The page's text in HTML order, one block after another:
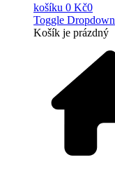
košíku 0 Kč0
Toggle Dropdown
Košík je prázdný